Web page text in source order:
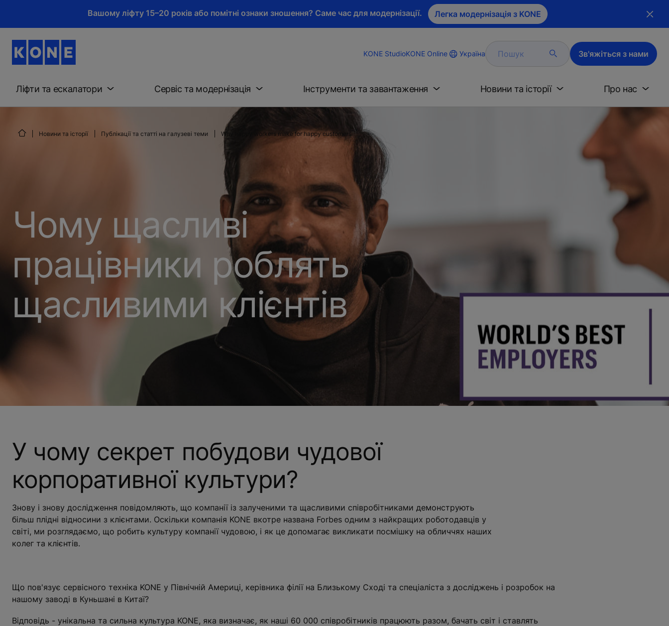
Вашому ліфту 15–20 років або помітні ознаки зношення? Саме час для модернізації. Легка модернізація з KONE
KONE StudioKONE Online Україна Пошук Зв'яжіться з нами
Ліфти та ескалатори Сервіс та модернізація Інструменти та завантаження Новини та історії Про нас
Новини та історії Публікації та статті на галузеві теми Why happy workers make for happy customers
Чому щасливі
працівники роблять
щасливими клієнтів
У чому секрет побудови чудової
корпоративної культури?
Знову і знову дослідження повідомляють, що компанії із залученими та щасливими співробітниками демонструють
більш плідні відносини з клієнтами. Оскільки компанія KONE вкотре названа Forbes одним з найкращих роботодавців у
світі, ми розглядаємо, що робить культуру компанії чудовою, і як це допомагає викликати посмішку на обличчях наших
колег та клієнтів.
Що пов'язує сервісного техніка KONE у Північній Америці, керівника філії на Близькому Сході та спеціаліста з досліджень і розробок на
нашому заводі в Куньшані в Китаї?
Відповідь - унікальна та сильна культура KONE, яка визначає, як наші 60 000 співробітників працюють разом, бачать світ і ставлять